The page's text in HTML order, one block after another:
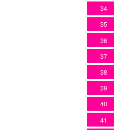
34
35
36
37
38
39
40
41